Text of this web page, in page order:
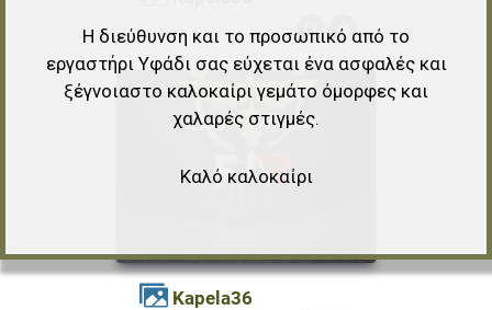
kapela36
Η διεύθυνση και το προσωπικό από το
εργαστήρι Υφάδι σας εύχεται ένα ασφαλές και
ξέγνοιαστο καλοκαίρι γεμάτο όμορφες και
χαλαρές στιγμές.
Καλό καλοκαίρι